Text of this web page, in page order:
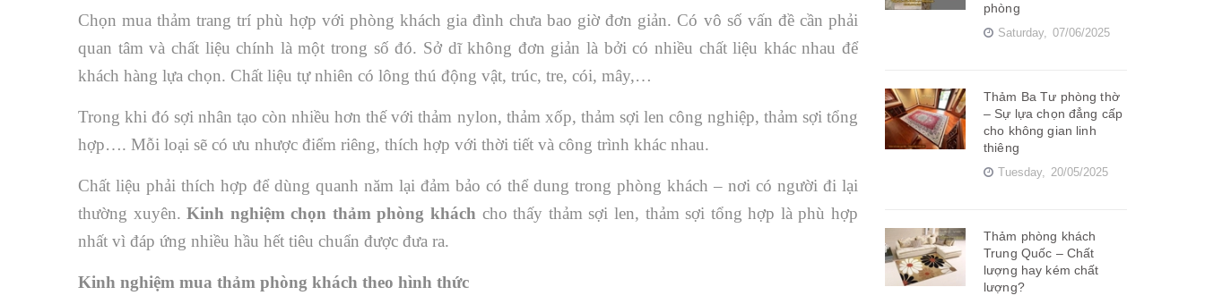
Chọn mua thảm trang trí phù hợp với phòng khách gia đình chưa bao giờ đơn giản. Có vô số vấn đề cần phải
quan tâm và chất liệu chính là một trong số đó. Sở dĩ không đơn giản là bởi có nhiều chất liệu khác nhau để
khách hàng lựa chọn. Chất liệu tự nhiên có lông thú động vật, trúc, tre, cói, mây,…
Trong khi đó sợi nhân tạo còn nhiều hơn thế với thảm nylon, thảm xốp, thảm sợi len công nghiệp, thảm sợi tổng
hợp…. Mỗi loại sẽ có ưu nhược điểm riêng, thích hợp với thời tiết và công trình khác nhau.
Chất liệu phải thích hợp để dùng quanh năm lại đảm bảo có thể dung trong phòng khách – nơi có người đi lại
thường xuyên.Kinh nghiệm chọn thảm phòng khách cho thấy thảm sợi len, thảm sợi tổng hợp là phù hợp
nhất vì đáp ứng nhiều hầu hết tiêu chuẩn được đưa ra.
Kinh nghiệm mua thảm phòng khách theo hình thức
phòng
Saturday, 07/06/2025
Thảm Ba Tư phòng thờ
– Sự lựa chọn đẳng cấp
cho không gian linh
thiêng
Tuesday, 20/05/2025
Thảm phòng khách
Trung Quốc – Chất
lượng hay kém chất
lượng?